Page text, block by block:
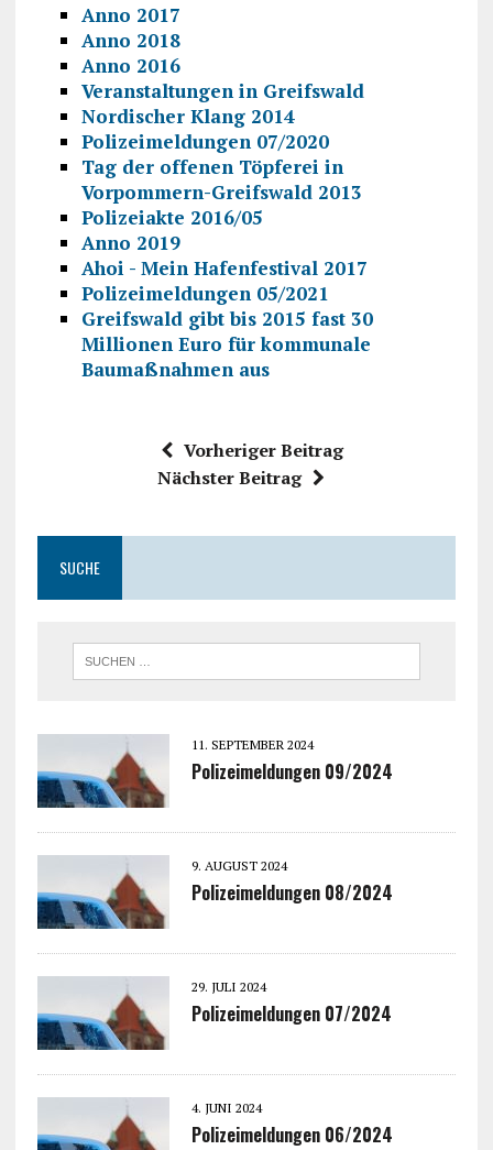
Anno 2017
Anno 2018
Anno 2016
Veranstaltungen in Greifswald
Nordischer Klang 2014
Polizeimeldungen 07/2020
Tag der offenen Töpferei in
Vorpommern-Greifswald 2013
Polizeiakte 2016/05
Anno 2019
Ahoi - Mein Hafenfestival 2017
Polizeimeldungen 05/2021
Greifswald gibt bis 2015 fast 30
Millionen Euro für kommunale
Baumaßnahmen aus
Vorheriger Beitrag
Nächster Beitrag
SUCHE
11. SEPTEMBER 2024
Polizeimeldungen 09/2024
9. AUGUST 2024
Polizeimeldungen 08/2024
29. JULI 2024
Polizeimeldungen 07/2024
4. JUNI 2024
Polizeimeldungen 06/2024